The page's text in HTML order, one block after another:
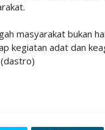
masyarakat bukan
kegiatan adat dan